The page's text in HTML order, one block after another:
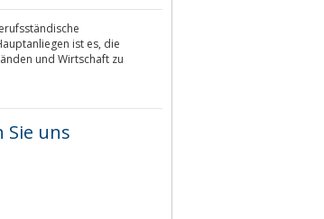
ist es, die
und Wirtschaft zu
Sie uns